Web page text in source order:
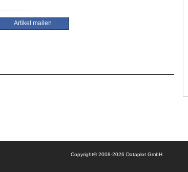
Artikel mailen
Copyright© 2008-2026 Dataplot GmbH